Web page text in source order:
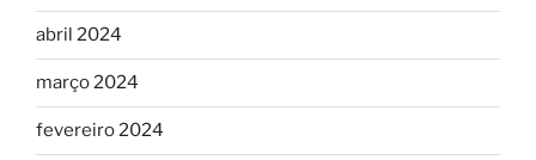
abril 2024
março 2024
fevereiro 2024